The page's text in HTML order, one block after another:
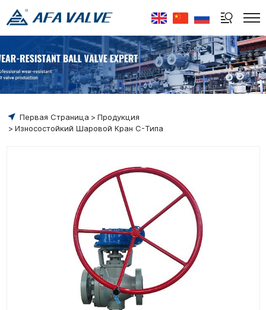
Select Language
Первая Страница
Продукция
Износостойкий Шаровой Кран C-Типа